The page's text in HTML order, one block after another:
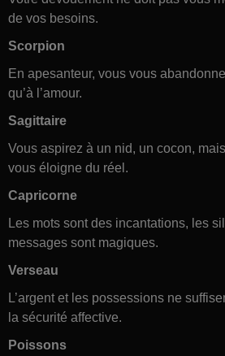
de vos besoins.
Scorpion
En apesanteur, vous vous
qu’à l’amour.
Sagittaire
Vous aspirez à un nid, un cocon,
vous éloigne du réel.
Capricorne
Les mots sont des incantations, les
messages sont magiques.
Verseau
L’argent et les possessions ne
la sécurité affective.
Poissons